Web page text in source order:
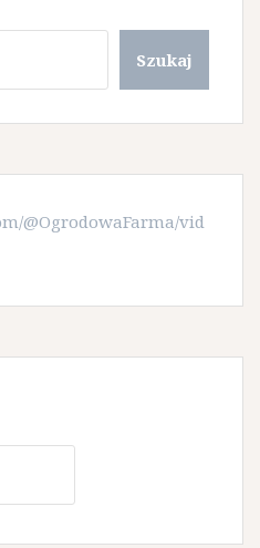
Szukaj
@OgrodowaFarma/vid